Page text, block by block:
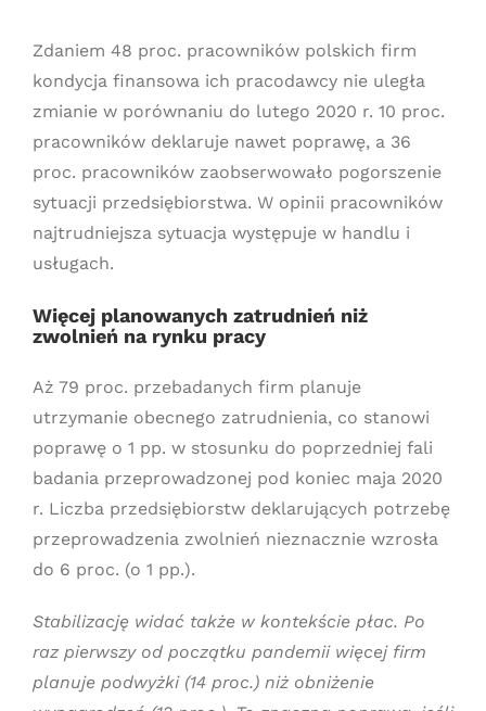
Zdaniem 48 proc. pracowników polskich firm
kondycja finansowa ich pracodawcy nie uległa
zmianie w porównaniu do lutego 2020 r. 10 proc.
pracowników deklaruje nawet poprawę, a 36
proc. pracowników zaobserwowało pogorszenie
sytuacji przedsiębiorstwa. W opinii pracowników
najtrudniejsza sytuacja występuje w handlu i
usługach.
Więcej planowanych zatrudnień niż
zwolnień na rynku pracy
Aż 79 proc. przebadanych firm planuje
utrzymanie obecnego zatrudnienia, co stanowi
poprawę o 1 pp. w stosunku do poprzedniej fali
badania przeprowadzonej pod koniec maja 2020
r. Liczba przedsiębiorstw deklarujących potrzebę
przeprowadzenia zwolnień nieznacznie wzrosła
do 6 proc. (o 1 pp.).
Stabilizację widać także w kontekście płac. Po
raz pierwszy od początku pandemii więcej firm
planuje podwyżki (14 proc.) niż obniżenie